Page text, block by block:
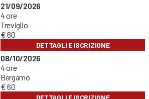
21/09/2026
4 ore
Treviglio
€ 60
DETTAGLI E ISCRIZIONE
08/10/2026
4 ore
Bergamo
€ 60
DETTAGLI E ISCRIZIONE